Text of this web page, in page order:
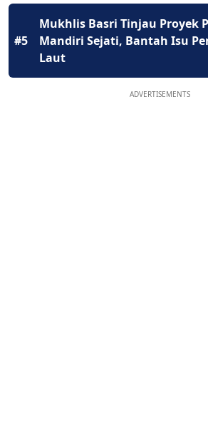
#5
Mukhlis Basri Tinjau Proyek
Mandiri Sejati, Bantah Isu
Laut
ADVERTISEMENTS